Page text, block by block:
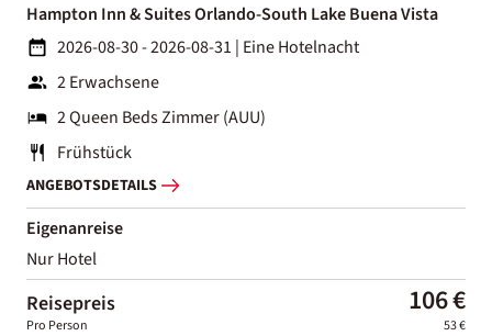
Hampton Inn & Suites Orlando-South Lake Buena Vista
2026-08-30 - 2026-08-31 | Eine Hotelnacht
2 Erwachsene
2 Queen Beds Zimmer (AUU)
Frühstück
ANGEBOTSDETAILS
Eigenanreise
Nur Hotel
Reisepreis 106 €
Pro Person 53 €